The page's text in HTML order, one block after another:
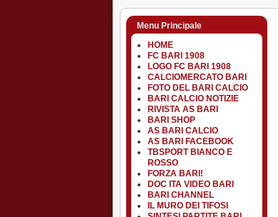
Menu Principale
HOME
FC BARI 1908
LOGO FC BARI 1908
CALCIOMERCATO BARI
FOTO DEL BARI CALCIO
BARI CALCIO NOTIZIE
RIVISTA AS BARI
BARI SHOP
AS BARI CALCIO
AS BARI FACEBOOK
TBSPORT BIANCO E
ROSSO
FORZA BARI!
DOC ITA VIDEO BARI
BARI CHANNEL
IL MURO DEI TIFOSI